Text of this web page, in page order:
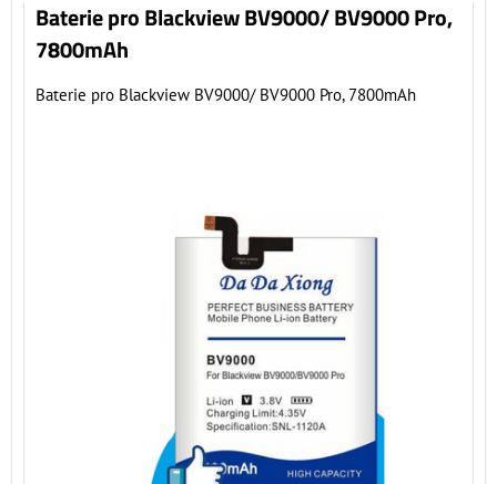
Baterie pro Blackview BV9000/ BV9000 Pro,
7800mAh
Baterie pro Blackview BV9000/ BV9000 Pro, 7800mAh